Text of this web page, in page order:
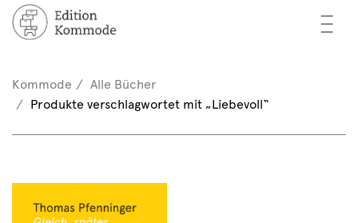
—
—
—
/ Registrieren
(0)
Kommode
Alle Bücher
Produkte verschlagwortet mit „Liebevoll“